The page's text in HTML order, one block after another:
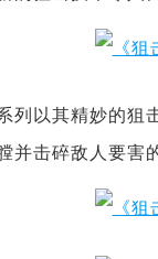
以其精妙的狙
并击碎敌人要害